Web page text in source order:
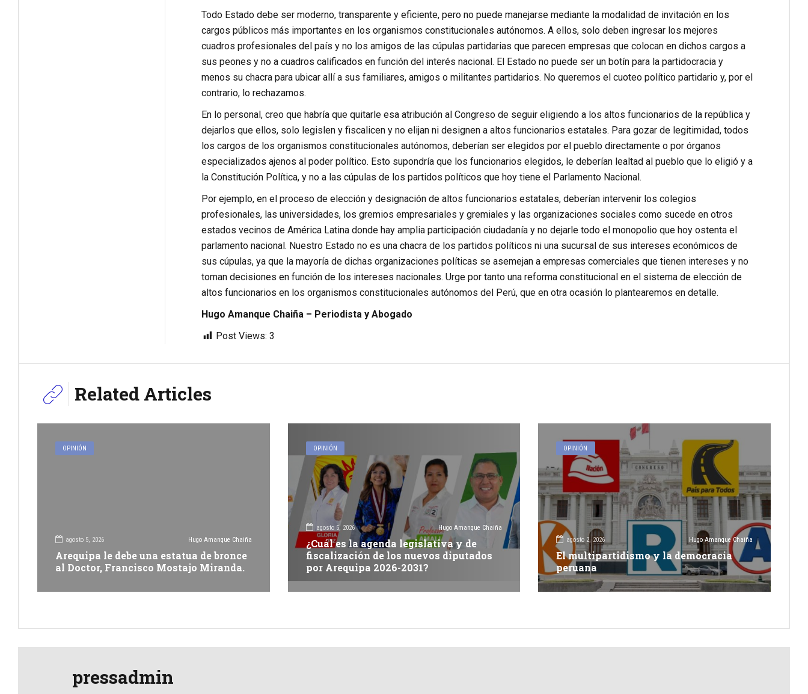
Todo Estado debe ser moderno, transparente y eficiente, pero no puede manejarse mediante la modalidad de invitación en los
cargos públicos más importantes en los organismos constitucionales autónomos. A ellos, solo deben ingresar los mejores
cuadros profesionales del país y no los amigos de las cúpulas partidarias que parecen empresas que colocan en dichos cargos a
sus peones y no a cuadros calificados en función del interés nacional. El Estado no puede ser un botín para la partidocracia y
menos su chacra para ubicar allí a sus familiares, amigos o militantes partidarios. No queremos el cuoteo político partidario y, por el
contrario, lo rechazamos.
En lo personal, creo que habría que quitarle esa atribución al Congreso de seguir eligiendo a los altos funcionarios de la república y
dejarlos que ellos, solo legislen y fiscalicen y no elijan ni designen a altos funcionarios estatales. Para gozar de legitimidad, todos
los cargos de los organismos constitucionales autónomos, deberían ser elegidos por el pueblo directamente o por órganos
especializados ajenos al poder político. Esto supondría que los funcionarios elegidos, le deberían lealtad al pueblo que lo eligió y a
la Constitución Política, y no a las cúpulas de los partidos políticos que hoy tiene el Parlamento Nacional.
Por ejemplo, en el proceso de elección y designación de altos funcionarios estatales, deberían intervenir los colegios
profesionales, las universidades, los gremios empresariales y gremiales y las organizaciones sociales como sucede en otros
estados vecinos de América Latina donde hay amplia participación ciudadanía y no dejarle todo el monopolio que hoy ostenta el
parlamento nacional. Nuestro Estado no es una chacra de los partidos políticos ni una sucursal de sus intereses económicos de
sus cúpulas, ya que la mayoría de dichas organizaciones políticas se asemejan a empresas comerciales que tienen intereses y no
toman decisiones en función de los intereses nacionales. Urge por tanto una reforma constitucional en el sistema de elección de
altos funcionarios en los organismos constitucionales autónomos del Perú, que en otra ocasión lo plantearemos en detalle.
Hugo Amanque Chaiña – Periodista y Abogado
Post Views: 3
Related Articles
OPINIÓN
agosto 5, 2026 Hugo Amanque Chaiña
Arequipa le debe una estatua de bronce
al Doctor, Francisco Mostajo Miranda.
OPINIÓN
agosto 5, 2026 Hugo Amanque Chaiña
¿Cuál es la agenda legislativa y de
fiscalización de los nuevos diputados
por Arequipa 2026-2031?
OPINIÓN
agosto 2, 2026 Hugo Amanque Chaiña
El multipartidismo y la democracia
peruana
pressadmin